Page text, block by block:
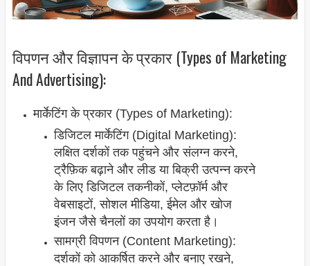
विपणन और विज्ञापन के प्रकार (Types of Marketing
And Advertising):
मार्केटिंग के प्रकार (Types of Marketing):
डिजिटल मार्केटिंग (Digital Marketing):
लक्षित दर्शकों तक पहुंचने और संलग्न करने,
ट्रैफ़िक बढ़ाने और लीड या बिक्री उत्पन्न करने
के लिए डिजिटल तकनीकों, प्लेटफ़ॉर्म और
वेबसाइटों, सोशल मीडिया, ईमेल और खोज
इंजन जैसे चैनलों का उपयोग करता है।
सामग्री विपणन (Content Marketing):
दर्शकों को आकर्षित करने और बनाए रखने,